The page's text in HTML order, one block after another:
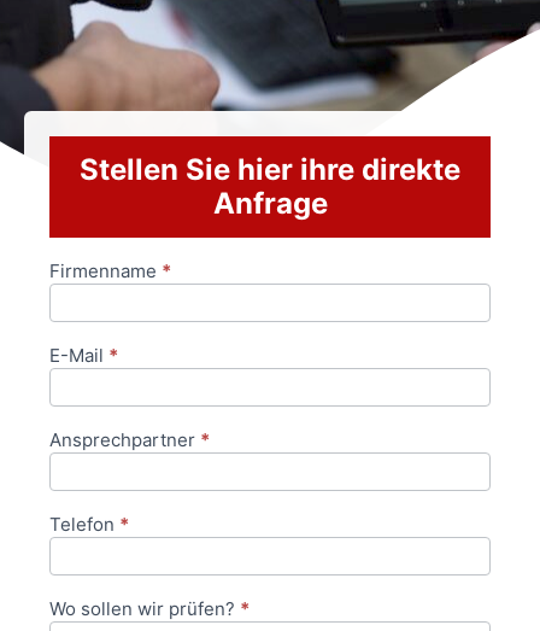
Stellen Sie hier ihre direkte
Anfrage
Anfrageformular
Firmenname *
E-Mail *
Ansprechpartner *
Telefon *
Wo sollen wir prüfen? *